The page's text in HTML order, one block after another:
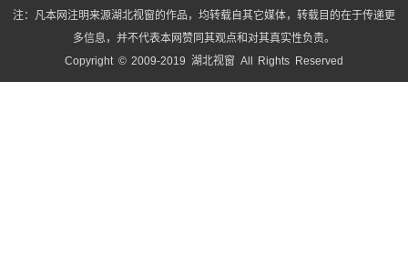
注：凡本网注明来源湖北视窗的作品，均转载自其它媒体，转载目的在于传递更
多信息，并不代表本网赞同其观点和对其真实性负责。
Copyright © 2009-2019 湖北视窗 All Rights Reserved